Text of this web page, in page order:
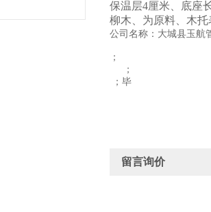
保温层4厘米、底座
柳木、为原料、木
公司名称：大城县玉航
；
；
；毕
留言询价